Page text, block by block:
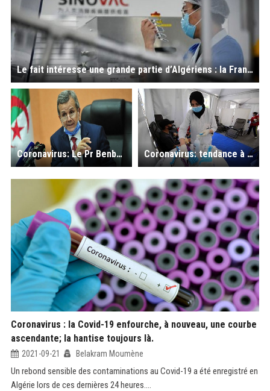
Le fait intéresse une grande partie d’Algériens : la France valide le vaccin Sinovac
Coronavirus: Le Pr Benbouzid lance un appel aux personnels de l'Education pour se vacciner Coronavirus: tendance à la baisse, à 174 nouveaux cas et 14 décès au bilan de ce mercredi ; attention aux effets de l’automne !
Coronavirus : la Covid-19 enfourche, à nouveau, une courbe
ascendante; la hantise toujours là.
2021-09-21 Belakram Moumène
Un rebond sensible des contaminations au Covid-19 a été enregistré en
Algérie lors de ces dernières 24 heures....